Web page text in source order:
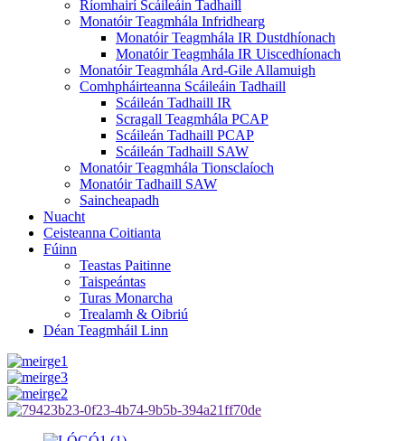
Ríomhairí Scáileáin Tadhaill
Monatóir Teagmhála Infridhearg
Monatóir Teagmhála IR Dustdhíonach
Monatóir Teagmhála IR Uiscedhíonach
Monatóir Teagmhála Ard-Gile Allamuigh
Comhpháirteanna Scáileáin Tadhaill
Scáileán Tadhaill IR
Scragall Teagmhála PCAP
Scáileán Tadhaill PCAP
Scáileán Tadhaill SAW
Monatóir Teagmhála Tionsclaíoch
Monatóir Tadhaill SAW
Saincheapadh
Nuacht
Ceisteanna Coitianta
Fúinn
Teastas Paitinne
Taispeántas
Turas Monarcha
Trealamh & Oibriú
Déan Teagmháil Linn